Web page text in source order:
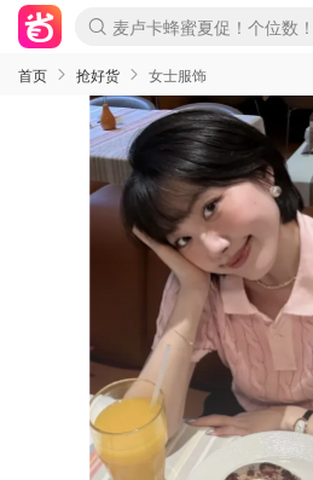
麦卢卡蜂蜜夏促！个位数！
Prada/Miu 4.8折！
啥？必胜客披萨5折！
首页 抢好货 女士服饰